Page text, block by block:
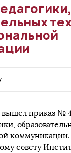
вышел приказ №
совету